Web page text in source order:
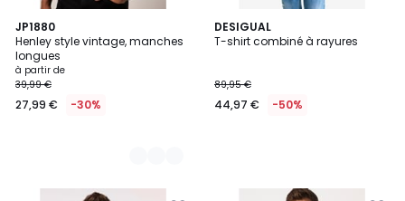
JP1880
Henley style vintage, manches
longues
à partir de
39,99 €
27,99 € -30%
2
Couleurs
DESIGUAL
T-shirt combiné à rayures
89,95 €
44,97 € -50%